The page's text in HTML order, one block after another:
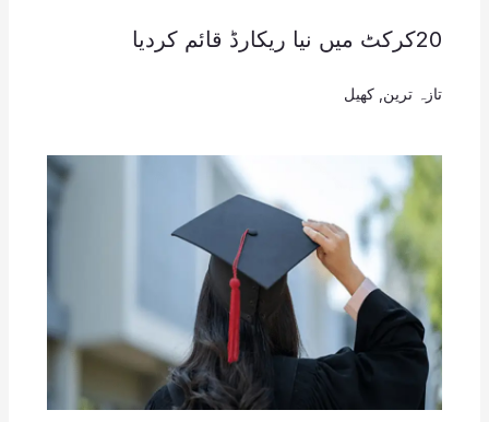
20کرکٹ میں نیا ریکارڈ قائم کردیا
تازہ ترین کھیل